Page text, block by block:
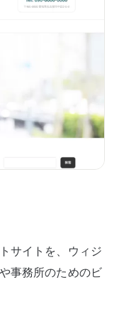
サイトを、ウィジ
事務所のためのビ